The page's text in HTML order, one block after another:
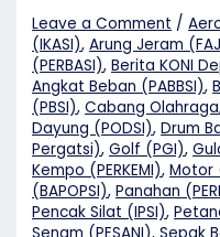
Leave a Comment /
(IKASI),Arung Jeram
(PERBASI),Berita KONI
Angkat Beban (PABBSI),
(PBSI),Cabang Olahraga
Dayung (PODSI),Drum
Pergatsi),Golf (PGI),
Kempo (PERKEMI),Motor
(BAPOPSI),Panahan
Pencak Silat (IPSI),